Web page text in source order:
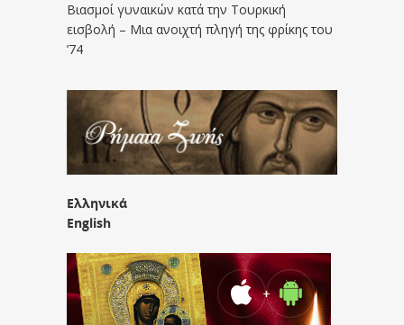
Βιασμοί γυναικών κατά την Τουρκική
εισβολή – Μια ανοιχτή πληγή της φρίκης του
’74
Ελληνικά
English